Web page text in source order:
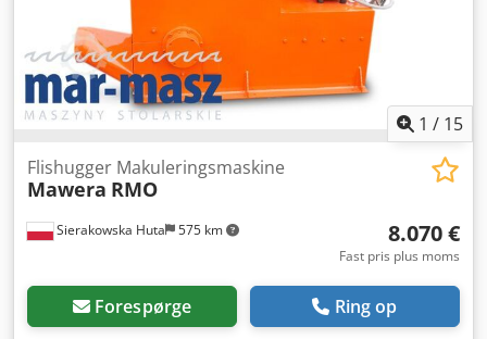
1 / 15
Sierakowska Huta 575 km
Flishugger Makuleringsmaskine
Mawera RMO
8.070 €
Fast pris plus moms
Forespørge Ring op